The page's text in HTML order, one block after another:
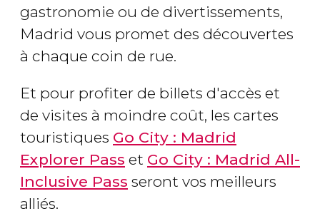
gastronomie ou de divertissements,
Madrid vous promet des découvertes
à chaque coin de rue.
Et pour profiter de billets d'accès et
de visites à moindre coût, les cartes
touristiques Go City : Madrid
Explorer Pass et Go City : Madrid All-
Inclusive Pass seront vos meilleurs
alliés.